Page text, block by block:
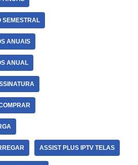
SEMESTRAL
ANUAIS
ANUAL
ASSIST PLUS IPTV TELAS